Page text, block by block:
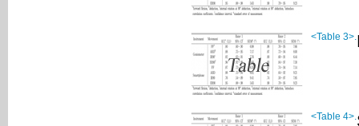
<Table 3>.
<Table 4>.